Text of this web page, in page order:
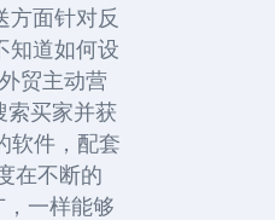
方面针对反
知道如何设
贸主动营
索买家并获
软件，配套
在不断的
一样能够